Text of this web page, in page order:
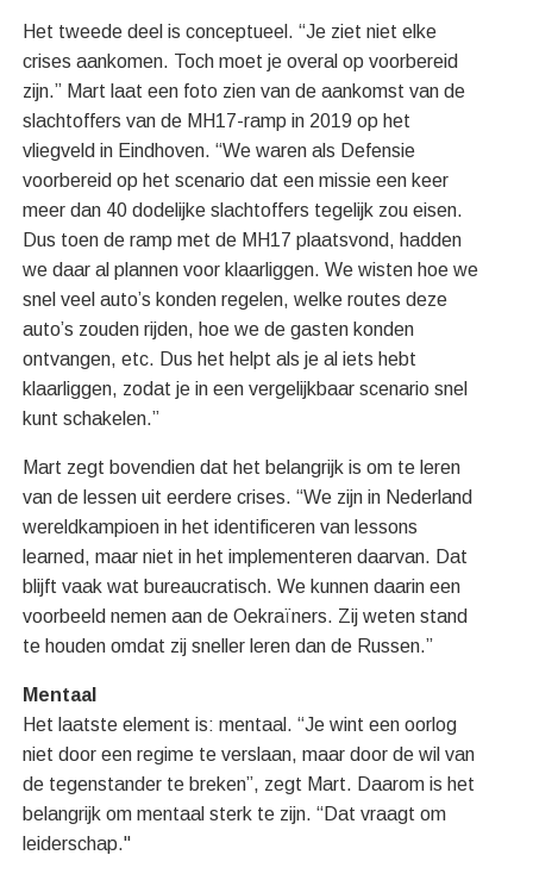
Het tweede deel is conceptueel. “Je ziet niet elke
crises aankomen. Toch moet je overal op voorbereid
zijn.” Mart laat een foto zien van de aankomst van de
slachtoffers van de MH17-ramp in 2019 op het
vliegveld in Eindhoven. “We waren als Defensie
voorbereid op het scenario dat een missie een keer
meer dan 40 dodelijke slachtoffers tegelijk zou eisen.
Dus toen de ramp met de MH17 plaatsvond, hadden
we daar al plannen voor klaarliggen. We wisten hoe we
snel veel auto’s konden regelen, welke routes deze
auto’s zouden rijden, hoe we de gasten konden
ontvangen, etc. Dus het helpt als je al iets hebt
klaarliggen, zodat je in een vergelijkbaar scenario snel
kunt schakelen.”
Mart zegt bovendien dat het belangrijk is om te leren
van de lessen uit eerdere crises. “We zijn in Nederland
wereldkampioen in het identificeren van lessons
learned, maar niet in het implementeren daarvan. Dat
blijft vaak wat bureaucratisch. We kunnen daarin een
voorbeeld nemen aan de Oekraïners. Zij weten stand
te houden omdat zij sneller leren dan de Russen.”
Mentaal
Het laatste element is: mentaal. “Je wint een oorlog
niet door een regime te verslaan, maar door de wil van
de tegenstander te breken”, zegt Mart. Daarom is het
belangrijk om mentaal sterk te zijn. “Dat vraagt om
leiderschap."